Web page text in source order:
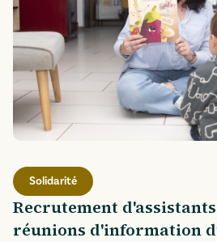
Solidarité
Recrutement d'assistants
réunions d'information